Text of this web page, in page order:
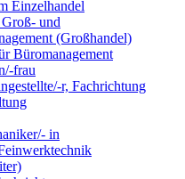
Einzelhandel
und
(Großhandel)
Büromanagement
frau
r, Fachrichtung
in